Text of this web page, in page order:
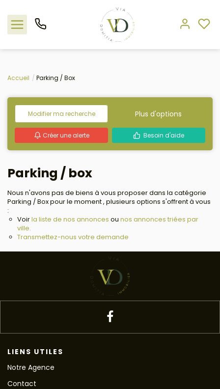
Nos offres
L'agence
Rejoindre le groupement
Estimation
Avis clients
Accueil Parking / Box
Modifier ma recherche Plus d'options
Créer une alerte Besoin d'aide
Parking / box
Nous n'avons pas de biens à vous proposer dans la catégorie
Parking / Box pour le moment , plusieurs options s'offrent à vous
:
Voirla liste de nos annonces ou nos annonces triées par
ville.
Transmettez-nous votre demande
LIENS UTILES
Notre Agence
Contact